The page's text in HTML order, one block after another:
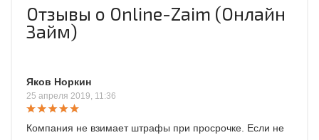
Отзывы о Online-Zaim (Онлайн
Займ)
Яков Норкин
25 апреля 2019, 11:36
Компания не взимает штрафы при просрочке. Если не